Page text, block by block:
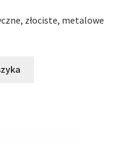
złociste, metalowe